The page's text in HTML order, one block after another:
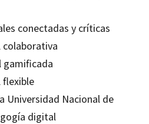
conectadas y críticas
gamificada
flexible
Universidad Nacional de
digital